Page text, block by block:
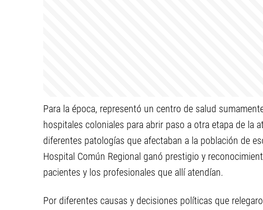
Para la época, representó un centro de salud
hospitales coloniales para abrir paso a otra etapa de la
diferentes patologías que afectaban a la población de
Hospital Común Regional ganó prestigio y
pacientes y los profesionales que allí atendían.
Por diferentes causas y decisiones políticas que